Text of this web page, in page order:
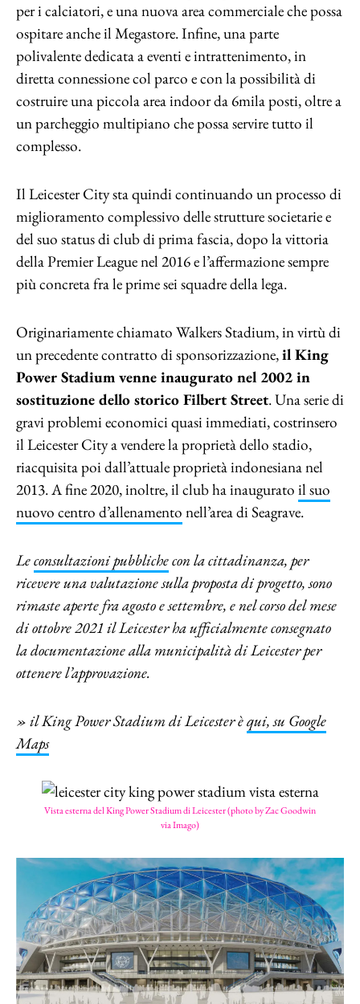
per i calciatori, e una nuova area commerciale che possa
ospitare anche il Megastore. Infine, una parte
polivalente dedicata a eventi e intrattenimento, in
diretta connessione col parco e con la possibilità di
costruire una piccola area indoor da 6mila posti, oltre a
un parcheggio multipiano che possa servire tutto il
complesso.
Il Leicester City sta quindi continuando un processo di
miglioramento complessivo delle strutture societarie e
del suo status di club di prima fascia, dopo la vittoria
della Premier League nel 2016 e l’affermazione sempre
più concreta fra le prime sei squadre della lega.
Originariamente chiamato Walkers Stadium, in virtù di
un precedente contratto di sponsorizzazione,il King
Power Stadium venne inaugurato nel 2002 in
sostituzione dello storico Filbert Street. Una serie di
gravi problemi economici quasi immediati, costrinsero
il Leicester City a vendere la proprietà dello stadio,
riacquisita poi dall’attuale proprietà indonesiana nel
2013. A fine 2020, inoltre, il club ha inaugurato il suo
nuovo centro d’allenamento nell’area di Seagrave.
Leconsultazioni pubblichecon la cittadinanza, per
ricevere una valutazione sulla proposta di progetto, sono
rimaste aperte fra agosto e settembre, e nel corso del mese
di ottobre 2021 il Leicester ha ufficialmente consegnato
la documentazione alla municipalità di Leicester per
ottenere l’approvazione.
» il King Power Stadium di Leicester èqui, su Google
Maps
Vista esterna del King Power Stadium di Leicester (photo by Zac Goodwin
via Imago)